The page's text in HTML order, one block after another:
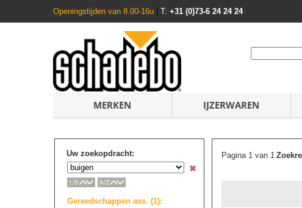
Openingstijden van 8.00-16u T: +31 (0)73-6 24 24 24
MERKEN IJZERWAREN
Uw zoekopdracht:
Gereedschappen ass. (1):
Pagina 1 van 1